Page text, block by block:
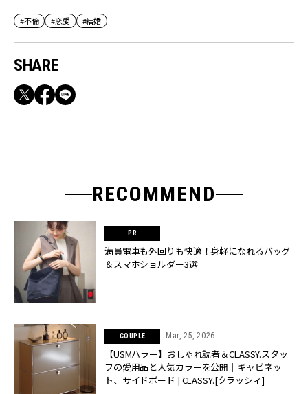
#不倫 #恋愛 #結婚
SHARE
RECOMMEND
満員電車も外回りも快適！身軽になれるバッグ
＆スマホショルダー3選
COUPLE Mar, 25, 2026
【USMハラー】おしゃれ読者＆CLASSY.スタッ
フの愛用品と人気カラーを公開｜キャビネッ
ト、サイドボード | CLASSY.[クラッシィ]